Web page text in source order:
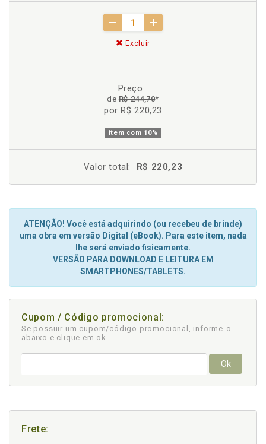
Excluir
Preço:
deR$ 244,70*
por R$ 220,23
item com 10%
Valor total: R$ 220,23
ATENÇÃO! Você está adquirindo (ou recebeu de brinde)
uma obra em versão Digital (eBook). Para este item, nada
lhe será enviado fisicamente.
VERSÃO PARA DOWNLOAD E LEITURA EM
SMARTPHONES/TABLETS.
Cupom / Código promocional:
Se possuir um cupom/código promocional, informe-o
abaixo e clique em ok
Ok
Frete: